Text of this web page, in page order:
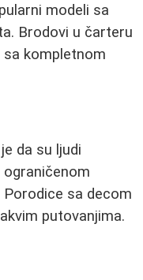
modeli sa
Brodovi u čarteru
kompletnom
da su ljudi
sa decom
putovanjima.